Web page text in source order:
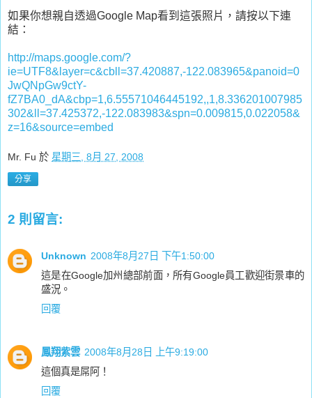
如果你想親自透過Google Map看到這張照片，請按以下連
結：
http://maps.google.com/?
ie=UTF8&layer=c&cbll=37.420887,-122.083965&panoid=0
JwQNpGw9ctY-
fZ7BA0_dA&cbp=1,6.55571046445192,,1,8.336201007985
302&ll=37.425372,-122.083983&spn=0.009815,0.022058&
z=16&source=embed
Mr. Fu 於 星期三, 8月 27, 2008
分享
2 則留言:
Unknown 2008年8月27日 下午1:50:00
這是在Google加州總部前面，所有Google員工歡迎街景車的
盛況。
回覆
鳳翔紫雲 2008年8月28日 上午9:19:00
這個真是屌阿！
回覆